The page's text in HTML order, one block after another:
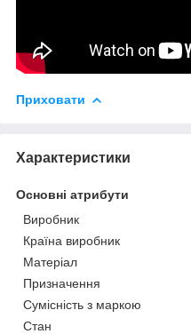
Приховати
Характеристики
Основні атрибути
Виробник
Країна виробник
Матеріал
Призначення
Сумісність з маркою
Стан